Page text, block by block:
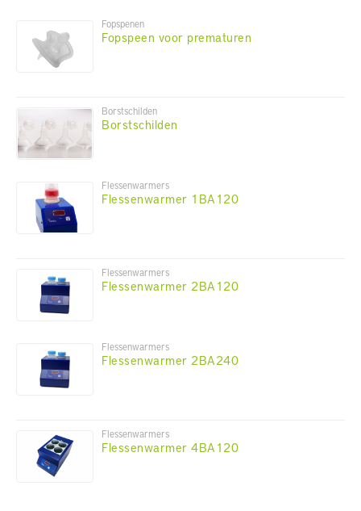
Fopspenen
Fopspeen voor prematuren
Borstschilden
Borstschilden
Flessenwarmers
Flessenwarmer 1BA120
Flessenwarmers
Flessenwarmer 2BA120
Flessenwarmers
Flessenwarmer 2BA240
Flessenwarmers
Flessenwarmer 4BA120